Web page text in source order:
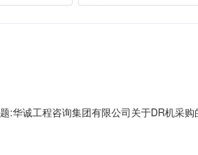
华诚工程咨询集团有限公司关于DR机采
目基本情况项目编号：3301222